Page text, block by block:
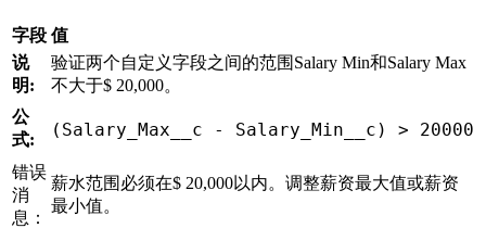
字段 值
说
明:
验证两个自定义字段之间的范围Salary Min和Salary Max
不大于$ 20,000。
公
式:
( Salary_Max__c - Salary_Min__c ) > 20000
错误
消
息：
薪水范围必须在$ 20,000以内。调整薪资最大值或薪资
最小值。